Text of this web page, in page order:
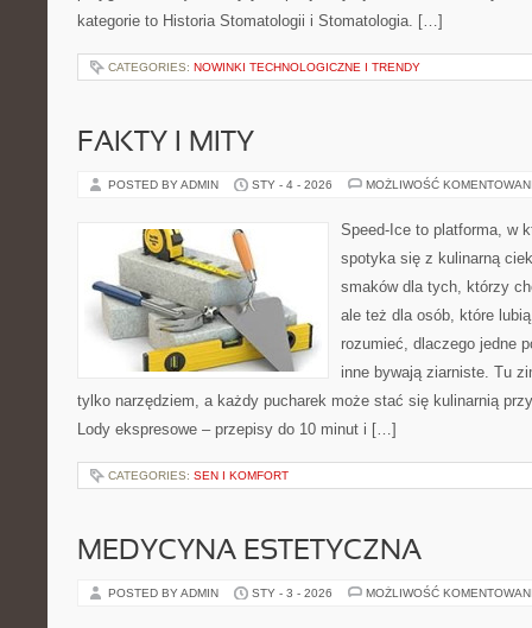
kategorie to Historia Stomatologii i Stomatologia. […]
CATEGORIES: NOWINKI TECHNOLOGICZNE I TRENDY
FAKTY I MITY
POSTED BY ADMIN STY - 4 - 2026 MOŻLIWOŚĆ
Speed-Ice to platforma, w
spotyka się z kulinarną
smaków dla tych, którzy
ale też dla osób, które
rozumieć, dlaczego jedne
inne bywają ziarniste. Tu
tylko narzędziem, a każdy pucharek może stać się kulinarnią
Lody ekspresowe – przepisy do 10 minut i […]
CATEGORIES: SEN I KOMFORT
MEDYCYNA ESTETYCZNA
POSTED BY ADMIN STY - 3 - 2026 MOŻLIWOŚĆ